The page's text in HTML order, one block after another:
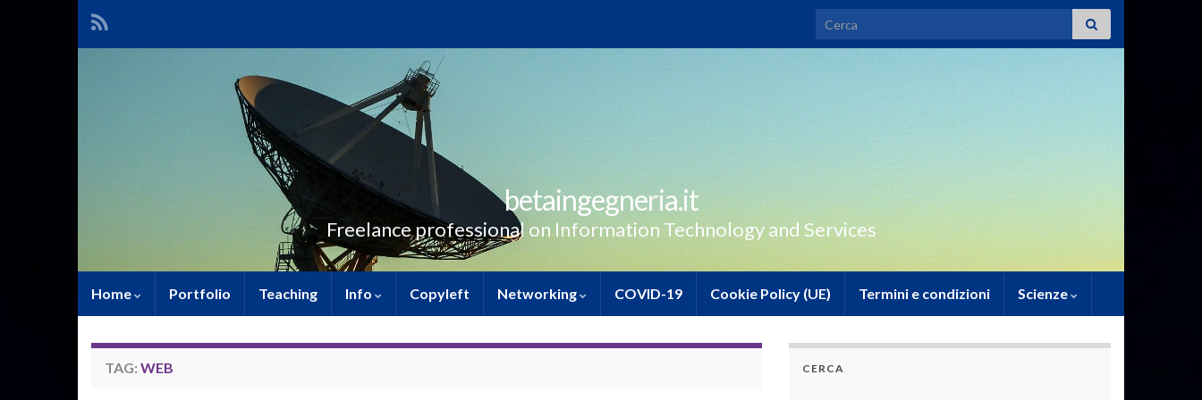
Search for:
betaingegneria.it
Freelance professional on Information Technology and Services
Home Portfolio Teaching Info Copyleft Networking COVID-19 Cookie Policy (UE) Termini e condizioni Scienze
TAG: WEB CERCA